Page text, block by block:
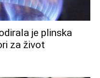
je plinska
za život